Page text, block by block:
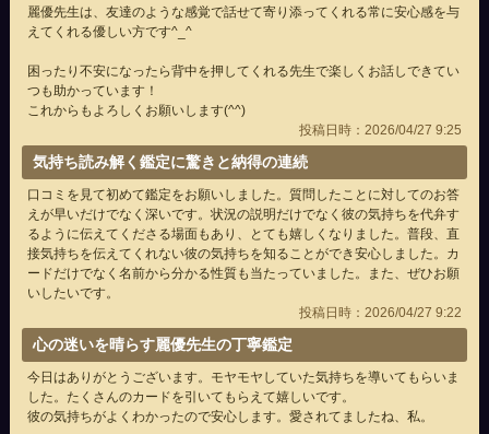
麗優先生は、友達のような感覚で話せて寄り添ってくれる常に安心感を与
えてくれる優しい方です^_^
困ったり不安になったら背中を押してくれる先生で楽しくお話しできてい
つも助かっています！
これからもよろしくお願いします(^^)
投稿日時：2026/04/27 9:25
気持ち読み解く鑑定に驚きと納得の連続
口コミを見て初めて鑑定をお願いしました。質問したことに対してのお答
えが早いだけでなく深いです。状況の説明だけでなく彼の気持ちを代弁す
るように伝えてくださる場面もあり、とても嬉しくなりました。普段、直
接気持ちを伝えてくれない彼の気持ちを知ることができ安心しました。カ
ードだけでなく名前から分かる性質も当たっていました。また、ぜひお願
いしたいです。
投稿日時：2026/04/27 9:22
心の迷いを晴らす麗優先生の丁寧鑑定
今日はありがとうございます。モヤモヤしていた気持ちを導いてもらいま
した。たくさんのカードを引いてもらえて嬉しいです。
彼の気持ちがよくわかったので安心します。愛されてましたね、私。